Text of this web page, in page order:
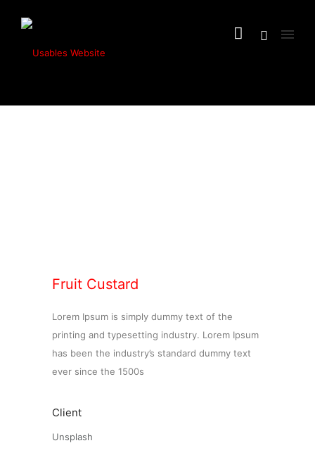
Fruit Custard
Lorem Ipsum is simply dummy text of the
printing and typesetting industry. Lorem Ipsum
has been the industry’s standard dummy text
ever since the 1500s
Client
Unsplash